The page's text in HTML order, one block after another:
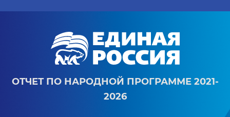
ОТЧЕТ ПО НАРОДНОЙ ПРОГРАММЕ 2021-
2026